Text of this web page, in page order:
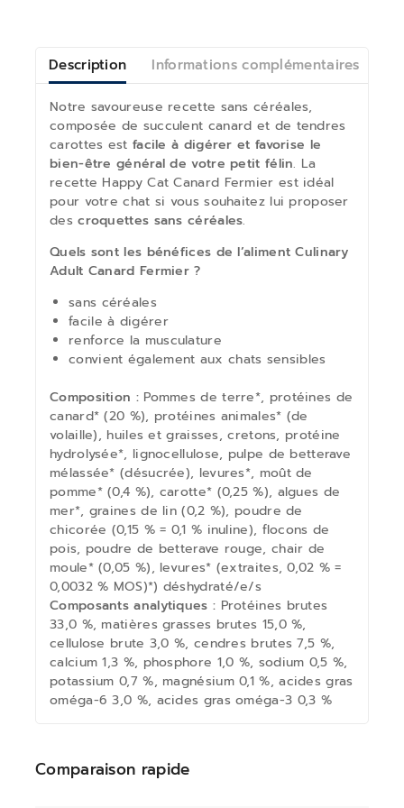
Description Informations complémentaires
Notre savoureuse recette sans céréales,
composée de succulent canard et de tendres
carottes est facile à digérer et favorise le
bien-être général de votre petit félin. La
recette Happy Cat Canard Fermier est idéal
pour votre chat si vous souhaitez lui proposer
descroquettes sans céréales.
Quels sont les bénéfices de l’aliment Culinary
Adult Canard Fermier ?
sans céréales
facile à digérer
renforce la musculature
convient également aux chats sensibles
Composition : Pommes de terre*, protéines de
canard* (20 %), protéines animales* (de
volaille), huiles et graisses, cretons, protéine
hydrolysée*, lignocellulose, pulpe de betterave
mélassée* (désucrée), levures*, moût de
pomme* (0,4 %), carotte* (0,25 %), algues de
mer*, graines de lin (0,2 %), poudre de
chicorée (0,15 % = 0,1 % inuline), flocons de
pois, poudre de betterave rouge, chair de
moule* (0,05 %), levures* (extraites, 0,02 % =
0,0032 % MOS)*) déshydraté/e/s
Composants analytiques : Protéines brutes
33,0 %, matières grasses brutes 15,0 %,
cellulose brute 3,0 %, cendres brutes 7,5 %,
calcium 1,3 %, phosphore 1,0 %, sodium 0,5 %,
potassium 0,7 %, magnésium 0,1 %, acides gras
oméga-6 3,0 %, acides gras oméga-3 0,3 %
Comparaison rapide